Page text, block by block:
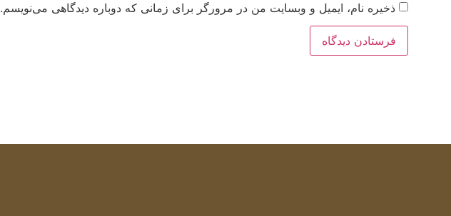
ذخیره نام، ایمیل و وبسایت من در مرورگر برای زمانی که دوباره دیدگاهی می‌نویسم.